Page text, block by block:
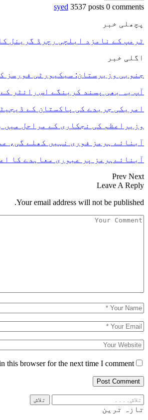
syed 3537 posts 0 comments
پچھلی خبر
ٹرمپ کے نامزد ایلچی رچرڈ گرینل
اگلی خبر
جنوبی وزیرستان: سیکیورٹی فورسز کے آپریشن میں 13
آپ یہ بھی پسند کرینگے اس رائٹر
امریکی جریدے کی پاکستان کے
وزیراعظم کی نجکاری کے مراحل
آبنائے ہرمز فوری نہیں کھلے گی،
آبنائےہرمز پر عبوری معاہدے کا
Prev Next
Leave A Reply
Your email address will not be published.
this browser for the next time I comment.
تازہ ترین